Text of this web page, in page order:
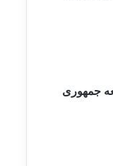
پنجم توسعه جمهوری